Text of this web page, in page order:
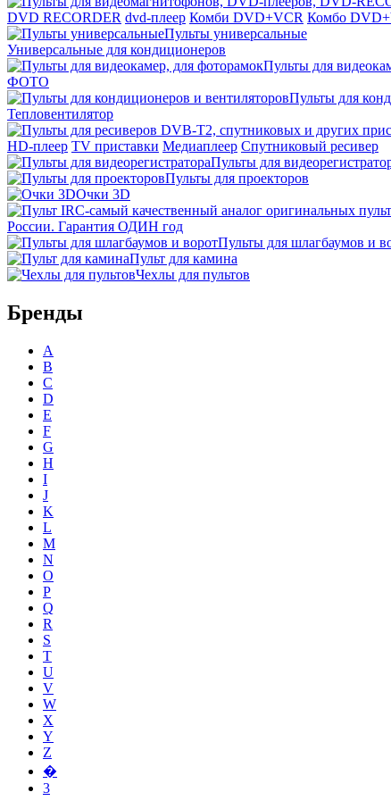
DVD RECORDER dvd-плеер Комби DVD+VCR Комбо
Пульты универсальные
Универсальные для кондиционеров
Пульты для
ФОТО
Пульты для
Тепловентилятор
HD-плеер TV приставки Медиаплеер Спутниковый ресивер
Пульты для
Пульты для проекторов
Очки 3D
России. Гарантия ОДИН год
Пульты для шлагбаумов и
Пульт для камина
Чехлы для пультов
Бренды
A
B
C
D
E
F
G
H
I
J
K
L
M
N
O
P
Q
R
S
T
U
V
W
X
Y
Z
�
3